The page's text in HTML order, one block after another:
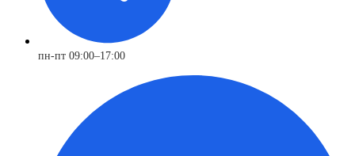
пн-пт 09:00–17:00